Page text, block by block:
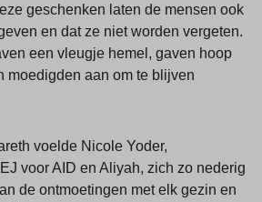
geschenken laten de mensen ook
en dat ze niet worden vergeten.
een vleugje hemel, gaven hoop
moedigden aan om te blijven
voelde Nicole Yoder,
voor AID en Aliyah, zich zo nederig
de ontmoetingen met elk gezin en